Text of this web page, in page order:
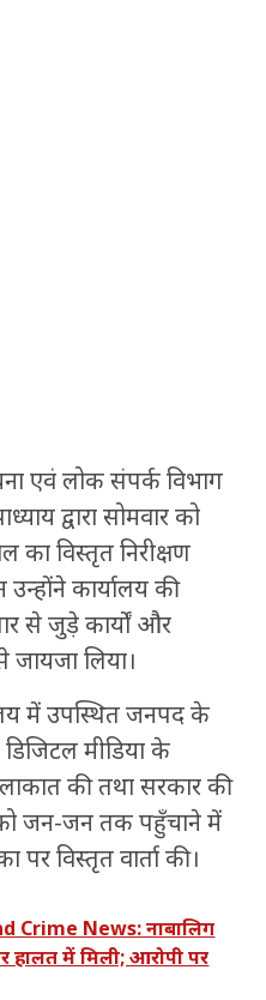
एवं लोक संपर्क विभाग
द्वारा सोमवार को
का विस्तृत निरीक्षण
उन्होंने कार्यालय की
से जुड़े कार्यों और
जायजा लिया।
में उपस्थित जनपद के
डिजिटल मीडिया के
की तथा सरकार की
जन-जन तक पहुँचाने में
पर विस्तृत वार्ता की।
Crime News: नाबालिग
हालत में मिली; आरोपी पर